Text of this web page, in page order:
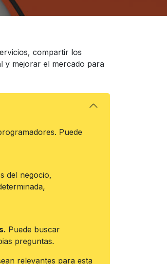
compartir los
y mejorar el mercado para
Puede
del negocio,
Puede buscar
preguntas.
relevantes para esta